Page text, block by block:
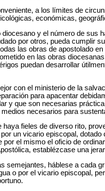
a los límites de
económicas,
y el número de sus
por otros, pueda cumplir
las obras de apostolado
en las obras
puedan desarrollar
con el ministerio de la
para apacentar
y que son necesarias
necesarios para
haya fieles de diverso rito,
un vicario episcopal,
por el mismo el oficio de
establézcase una
semejantes, háblese a cada
o por el vicario episcopal,